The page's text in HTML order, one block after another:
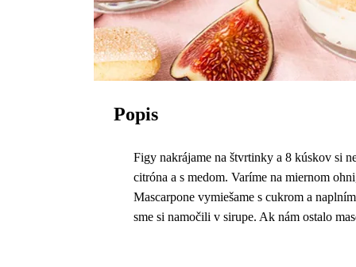
Popis
Figy nakrájame na štvrtinky a 8 kúskov si
citróna a s medom. Varíme na miernom
Mascarpone vymiešame s cukrom a
sme si namočili v sirupe. Ak nám ostalo